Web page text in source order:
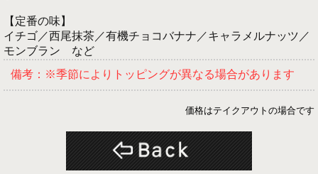
【定番の味】
イチゴ／西尾抹茶／有機チョコバナナ／キャラメルナッツ／
モンブラン など
備考：※季節によりトッピングが異なる場合があります
価格はテイクアウトの場合です